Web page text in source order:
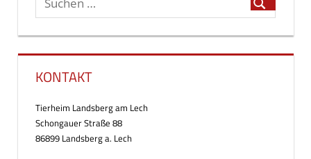
KONTAKT
Tierheim Landsberg am Lech
Schongauer Straße 88
86899 Landsberg a. Lech